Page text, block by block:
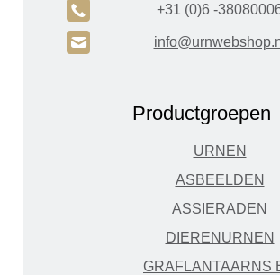
A +31 (0)6 -
H
Productgroepen
URNEN
ASBEELDEN
ASSIERADEN
DIERENURNEN
GRAFLANTAARNS